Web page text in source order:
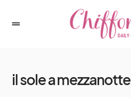
il sole a mezzanotte